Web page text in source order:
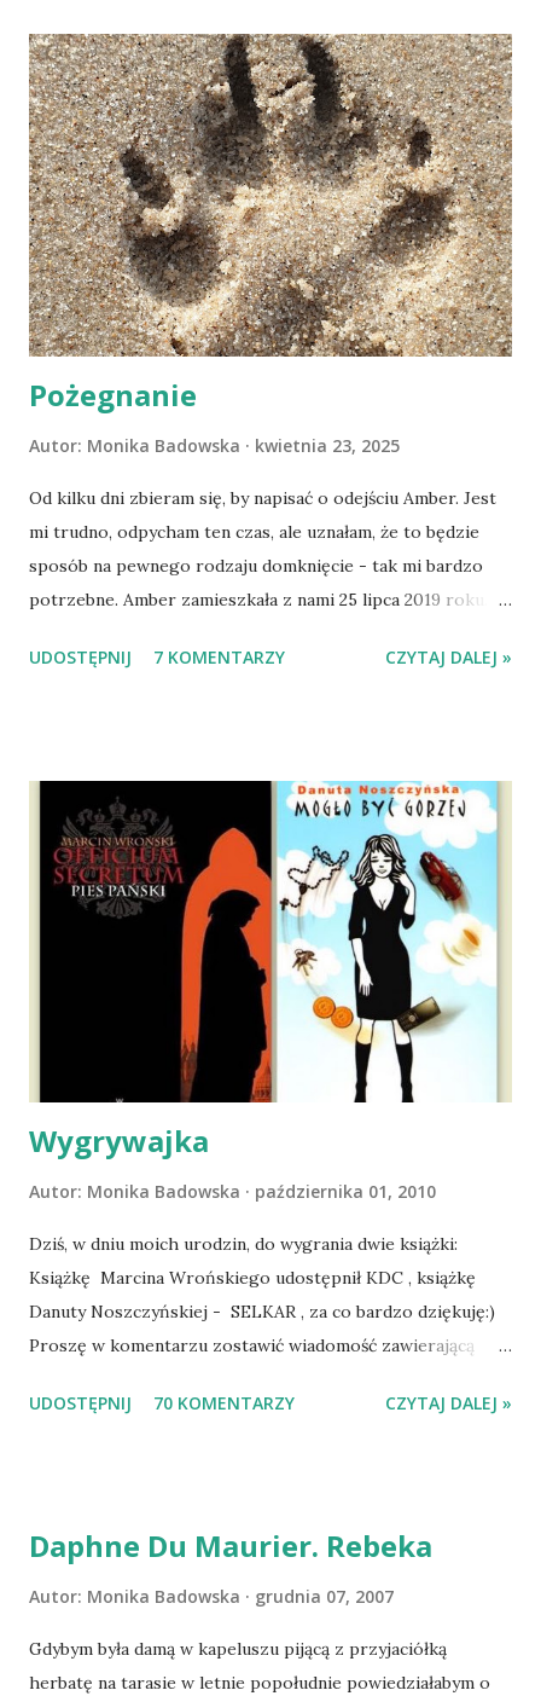
Pożegnanie
Autor: Monika Badowska kwietnia 23, 2025
Od kilku dni zbieram się, by napisać o odejściu Amber. Jest
mi trudno, odpycham ten czas, ale uznałam, że to będzie
sposób na pewnego rodzaju domknięcie - tak mi bardzo
potrzebne. Amber zamieszkała z nami 25 lipca 2019 roku.
Mazowieckim, pojechaliśmy na wizytę zapoznawczą, a kilka
wspólnego życia przeczytacie TUTAJ i TUTAJ . Gdy już
nieco okrzepliśmy w codzienności z psem, a Amber - z
ludźmi i kotami, pojawił się pomysł na wspólny jesienny
wyjazd w Beskid Niski. Zanim to jednak się stało psica miała
atak padaczki, co spowodowało, że wyjazd odwołaliśmy,
wdrożyliśmy leczenie i od nowa zaczęliśmy oswajać z nami i
wspólnym życiem zdezorientowanego chorobą psa. Udało
się ustabilizować zawirowania zdrowotne i wówczas
zaczęliśmy się cieszyć sobą wzajemnie już na 100%.
Dopier...
UDOSTĘPNIJ 7 KOMENTARZY CZYTAJ DALEJ »
Wygrywajka
Autor: Monika Badowska października 01, 2010
Dziś, w dniu moich urodzin, do wygrania dwie książki:
Książkę Marcina Wrońskiego udostępnił KDC , książkę
Danuty Noszczyńskiej - SELKAR , za co bardzo dziękuję:)
Proszę w komentarzu zostawić wiadomość zawierającą
Losowanie odbędzie się w niedzielę o 8:00. Zapraszam
UDOSTĘPNIJ 70 KOMENTARZY CZYTAJ DALEJ »
Daphne Du Maurier. Rebeka
Autor: Monika Badowska grudnia 07, 2007
Gdybym była damą w kapeluszu pijącą z przyjaciółką
herbatę na tarasie w letnie popołudnie powiedziałabym o